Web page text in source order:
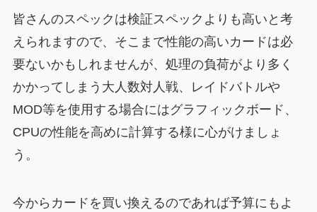
皆さんのスペックは検証スペックよりも高いと考
えられますので、そこまで性能の高いカードは必
要ないかもしれませんが、処理の負荷がより多く
かかってしまう大人数対人戦、レイドバトルや
MOD等を使用する場合にはグラフィックボード、
CPUの性能を高めに計算する様に心がけましょ
う。
今からカードを買い換えるのであれば予算にもよ